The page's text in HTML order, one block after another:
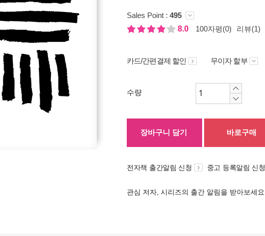
Sales Point : 495
8.0
100자평(0) 리뷰(1)
카드/간편결제 할인 무이자 할부
수량
장바구니 담기 바로구매
전자책 출간알림 신청 중고 등록알림 신청
관심 저자, 시리즈의 출간 알림을 받아보세요